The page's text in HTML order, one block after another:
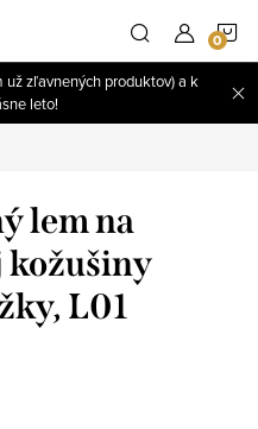
už zľavnených produktov) a k
leto!
lem na
kožušiny
L01